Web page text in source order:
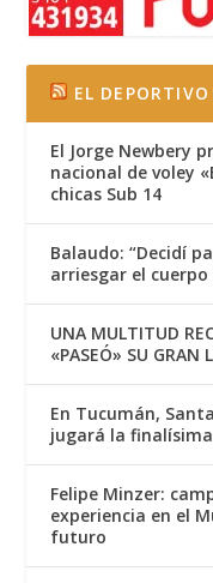
EL
El Jorge Newbery
nacional de voley
chicas Sub 14
Balaudo: “Decidí
arriesgar el
UNA MULTITUD
«PASEÓ» SU GRAN
En Tucumán,
jugará la
Felipe Minzer:
experiencia en el
futuro